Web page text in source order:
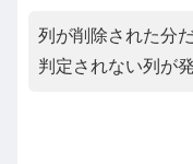
列が削除された分
判定されない列が